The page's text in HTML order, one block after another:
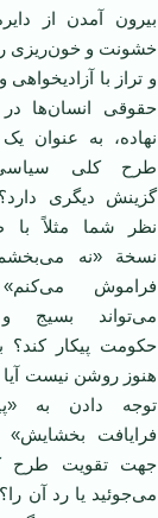
بیرون آمدن از
خشونت و خون‌ریزی
و تراز با آزادیخواهی
حقوقی انسان‌ها در
نهاده، به عنوان
طرح کلی
گزینش دیگری
نظر شما مثلاً با
نسخة «نه
فراموش می‌کنم»
می‌تواند بسیج
حکومت پیکار کند؟
هنوز روشن نیست آیا
توجه دادن به
فرایافت بخشایش»
جهت تقویت طرح
می‌جوئید یا رد آن